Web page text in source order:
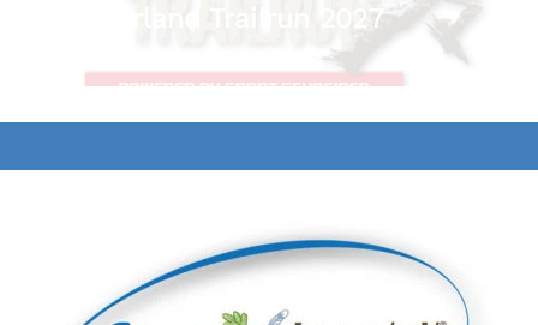
Sauerland Trailrun 2027